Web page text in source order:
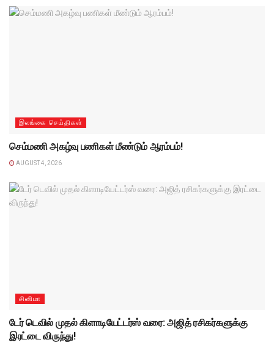
இலங்கை செய்திகள்
செம்மணி அகழ்வு பணிகள் மீண்டும் ஆரம்பம்!
AUGUST 4, 2026
சினிமா
டேர் டெவில் முதல் கிளாடியேட்டர்ஸ் வரை: அஜித் ரசிகர்களுக்கு
இரட்டை விருந்து!